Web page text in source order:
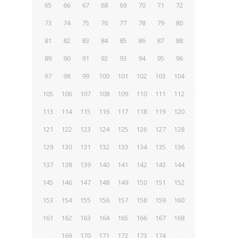
65
66 67 68 69 70 71
72
73
74 75 76 77 78 79
80
81
82 83 84 85 86 87
88
89
90 91 92 93 94 95
96
97
98 99 100 101 102 103
104
105
106 107 108 109 110 111
112
113
114 115 116 117 118 119
120
121
122 123 124 125 126 127
128
129
130 131 132 133 134 135
136
137
138 139 140 141 142 143
144
145
146 147 148 149 150 151
152
153
154 155 156 157 158 159
160
161
162 163 164 165 166 167
168
169
170 171 172 173 174